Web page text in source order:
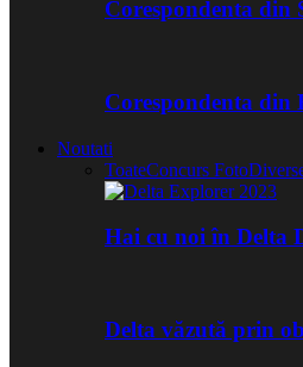
Corespondenta din
Corespondenta din
Noutati
ToateConcurs Foto
Hai cu noi în Delta
Delta văzută prin